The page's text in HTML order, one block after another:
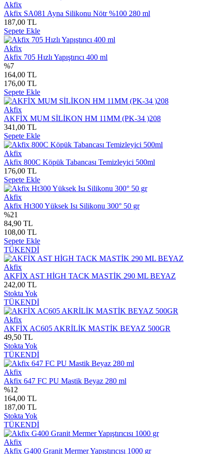
Akfix
Akfix SA081 Ayna Silikonu Nötr %100 280 ml
187,00 TL
Sepete Ekle
Akfix
Akfix 705 Hızlı Yapıştırıcı 400 ml
%7
164,00 TL
176,00 TL
Sepete Ekle
Akfix
AKFİX MUM SİLİKON HM 11MM (PK-34 )208
341,00 TL
Sepete Ekle
Akfix
Akfix 800C Köpük Tabancası Temizleyici 500ml
176,00 TL
Sepete Ekle
Akfix
Akfix Ht300 Yüksek Isı Silikonu 300° 50 gr
%21
84,90 TL
108,00 TL
Sepete Ekle
TÜKENDİ
Akfix
AKFİX AST HİGH TACK MASTİK 290 ML BEYAZ
242,00 TL
Stokta Yok
TÜKENDİ
Akfix
AKFİX AC605 AKRİLİK MASTİK BEYAZ 500GR
49,50 TL
Stokta Yok
TÜKENDİ
Akfix
Akfix 647 FC PU Mastik Beyaz 280 ml
%12
164,00 TL
187,00 TL
Stokta Yok
TÜKENDİ
Akfix
Akfix G400 Granit Mermer Yapıştırıcısı 1000 gr